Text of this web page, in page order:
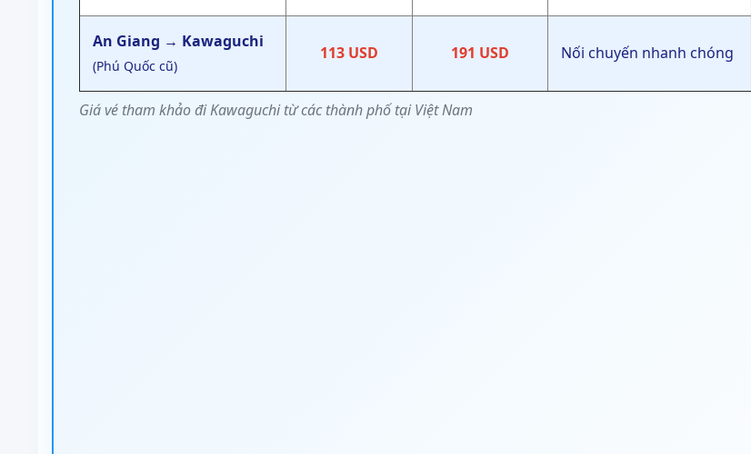
Giá vé tham khảo đi Kawaguchi từ các thành phố tại Việt Nam
An Giang → Kawaguchi
(Phú Quốc cũ)
113 USD 191 USD Nối chuyến nhanh chóng